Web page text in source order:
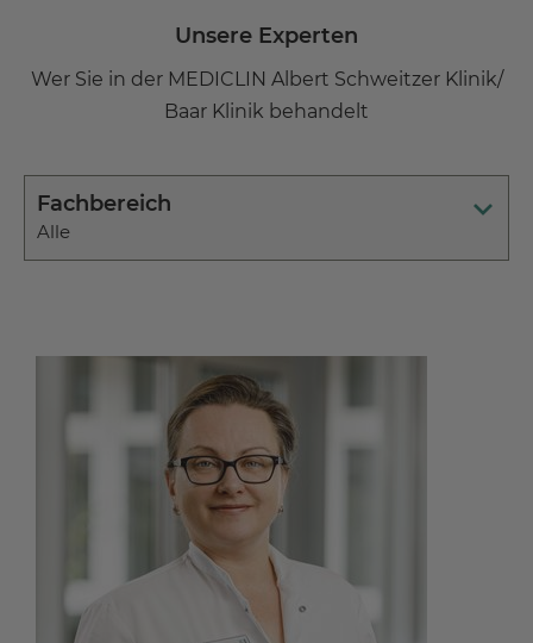
Unsere Experten
Wer Sie in der MEDICLIN Albert Schweitzer Klinik/
Baar Klinik behandelt
Fachbereich
Alle